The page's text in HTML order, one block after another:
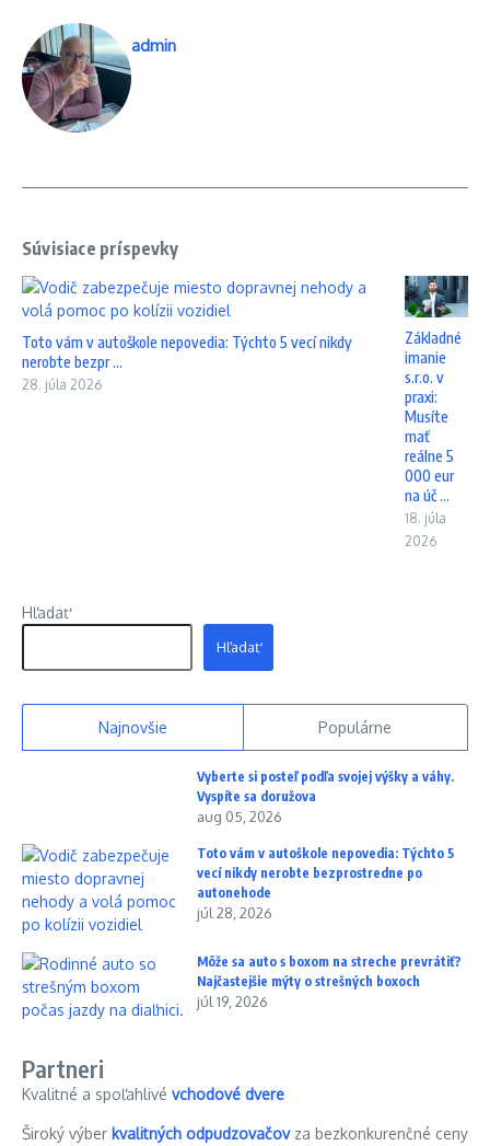
admin
Súvisiace príspevky
Toto vám v autoškole nepovedia: Týchto 5 vecí nikdy
nerobte bezpr ...
28. júla 2026
Základné
imanie
s.r.o. v
praxi:
Musíte
mať
reálne 5
000 eur
na úč ...
18. júla
2026
Hľadať
Hľadať
Najnovšie Populárne
Vyberte si posteľ podľa svojej výšky a váhy.
Vyspíte sa doružova
aug 05, 2026
Toto vám v autoškole nepovedia: Týchto 5
vecí nikdy nerobte bezprostredne po
autonehode
júl 28, 2026
Môže sa auto s boxom na streche prevrátiť?
Najčastejšie mýty o strešných boxoch
júl 19, 2026
Partneri
Kvalitné a spoľahlivé vchodové dvere
Široký výber kvalitných odpudzovačovza bezkonkurenčné ceny